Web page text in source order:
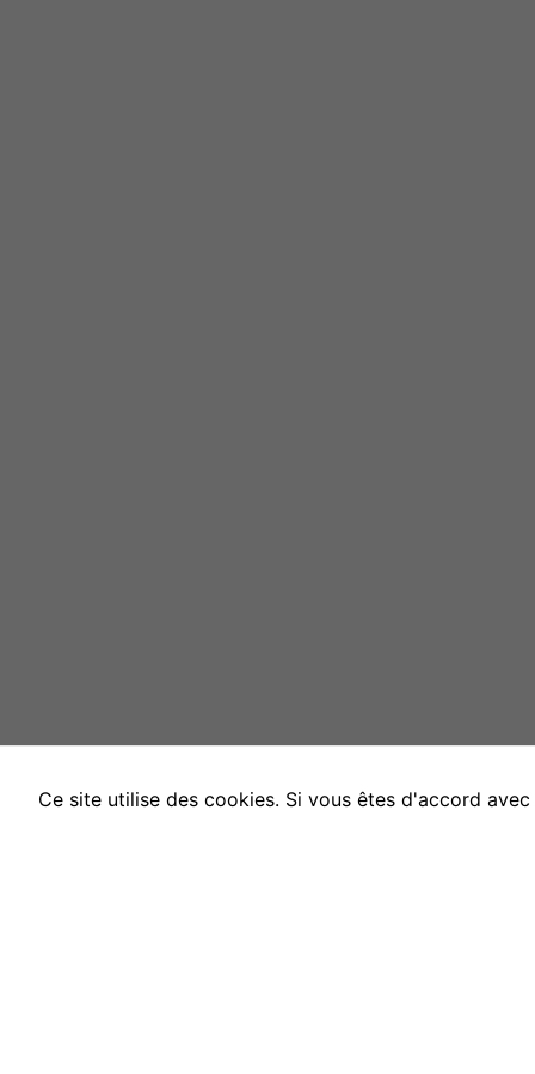
Ce site utilise des cookies. Si vous êtes d'accord